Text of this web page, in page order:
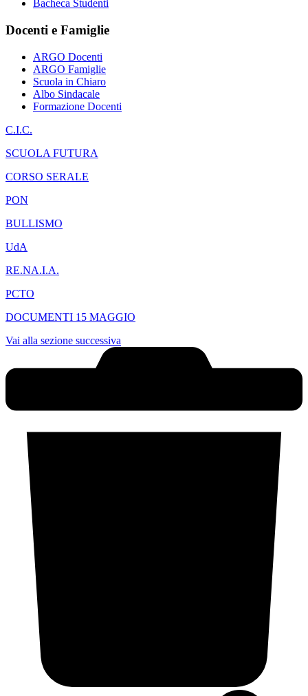
Bacheca Studenti
Docenti e Famiglie
ARGO Docenti
ARGO Famiglie
Scuola in Chiaro
Albo Sindacale
Formazione Docenti
C.I.C.
SCUOLA FUTURA
CORSO SERALE
PON
BULLISMO
UdA
RE.NA.I.A.
PCTO
DOCUMENTI 15 MAGGIO
Vai alla sezione successiva